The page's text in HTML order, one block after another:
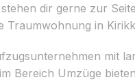
dir gerne zur
Traumwohnung in
mit
Bereich Umzüge